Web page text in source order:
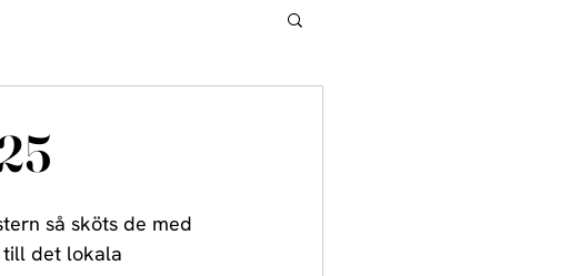
så sköts de med
till det lokala